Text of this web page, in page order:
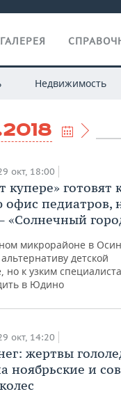
Недвижимость
окт, 18:00
купере» готовят
педиатров,
«Солнечный
микрорайоне в
детской
но к узким
в Юдино
окт, 14:20
жертвы
ноябрьские и